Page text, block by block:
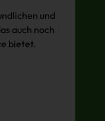
und
auch noch
bietet.